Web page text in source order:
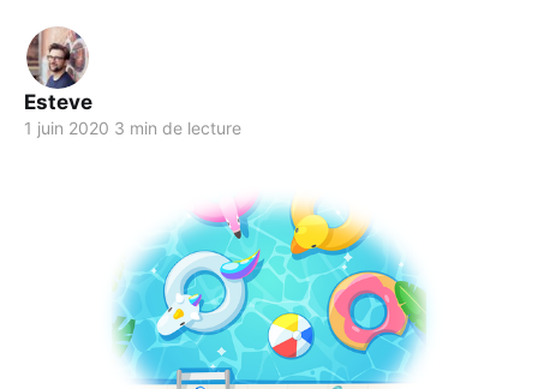
Esteve
1 juin 2020 3 min de lecture